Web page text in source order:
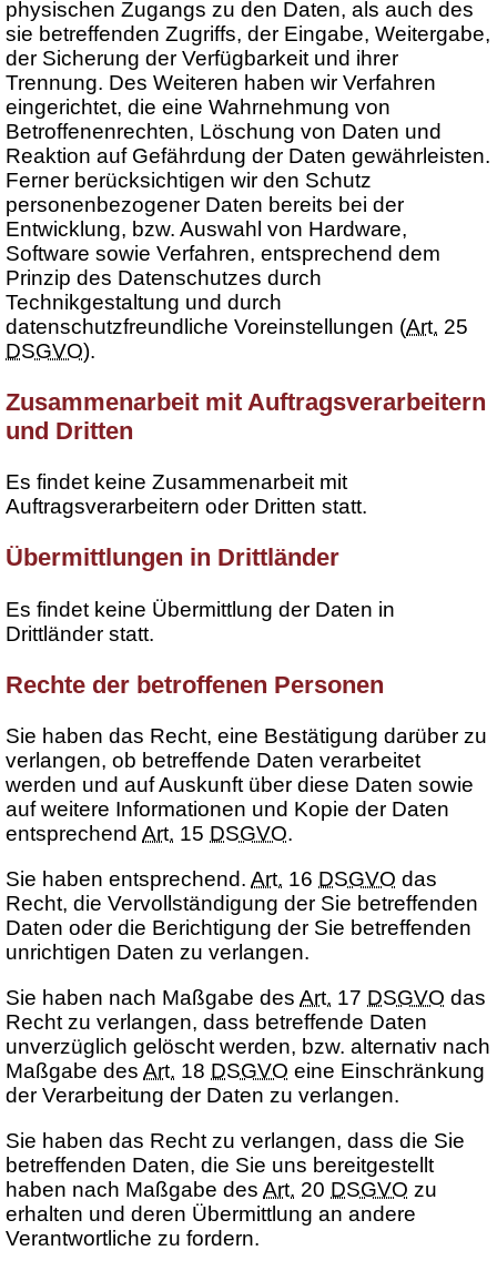
physischen Zugangs zu den Daten, als auch des
sie betreffenden Zugriffs, der Eingabe, Weitergabe,
der Sicherung der Verfügbarkeit und ihrer
Trennung. Des Weiteren haben wir Verfahren
eingerichtet, die eine Wahrnehmung von
Betroffenenrechten, Löschung von Daten und
Reaktion auf Gefährdung der Daten gewährleisten.
Ferner berücksichtigen wir den Schutz
personenbezogener Daten bereits bei der
Entwicklung, bzw. Auswahl von Hardware,
Software sowie Verfahren, entsprechend dem
Prinzip des Datenschutzes durch
Technikgestaltung und durch
datenschutzfreundliche Voreinstellungen (Art. 25
DSGVO).
Zusammenarbeit mit Auftragsverarbeitern
und Dritten
Es findet keine Zusammenarbeit mit
Auftragsverarbeitern oder Dritten statt.
Übermittlungen in Drittländer
Es findet keine Übermittlung der Daten in
Drittländer statt.
Rechte der betroffenen Personen
Sie haben das Recht, eine Bestätigung darüber zu
verlangen, ob betreffende Daten verarbeitet
werden und auf Auskunft über diese Daten sowie
auf weitere Informationen und Kopie der Daten
entsprechend Art. 15 DSGVO.
Sie haben entsprechend. Art. 16 DSGVO das
Recht, die Vervollständigung der Sie betreffenden
Daten oder die Berichtigung der Sie betreffenden
unrichtigen Daten zu verlangen.
Sie haben nach Maßgabe des Art. 17 DSGVO das
Recht zu verlangen, dass betreffende Daten
unverzüglich gelöscht werden, bzw. alternativ nach
Maßgabe des Art. 18 DSGVO eine Einschränkung
der Verarbeitung der Daten zu verlangen.
Sie haben das Recht zu verlangen, dass die Sie
betreffenden Daten, die Sie uns bereitgestellt
haben nach Maßgabe des Art. 20 DSGVO zu
erhalten und deren Übermittlung an andere
Verantwortliche zu fordern.